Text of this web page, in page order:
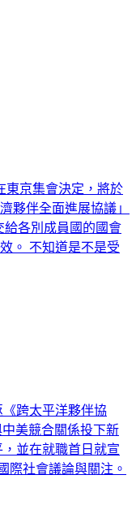
東京集會決定，將於
夥伴全面進展協議」
給各別成員國的國會
。 不知道是不是受
跨太平洋夥伴協
美競合關係投下新
並在就職首日就宣
際社會議論與關注。